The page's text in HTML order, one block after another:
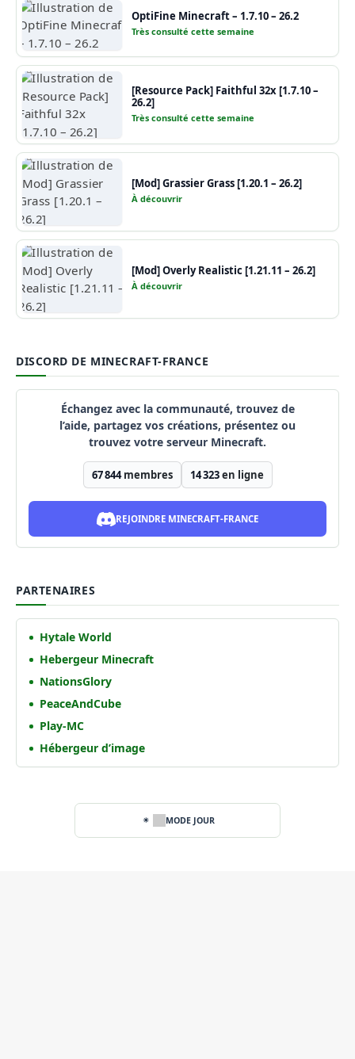
OptiFine Minecraft – 1.7.10 – 26.2
Très consulté cette semaine
[Resource Pack] Faithful 32x [1.7.10 –
26.2]
Très consulté cette semaine
[Mod] Grassier Grass [1.20.1 – 26.2]
À découvrir
[Mod] Overly Realistic [1.21.11 – 26.2]
À découvrir
DISCORD DE MINECRAFT-FRANCE
Échangez avec la communauté, trouvez de
l’aide, partagez vos créations, présentez ou
trouvez votre serveur Minecraft.
67 844membres 14 323en ligne
REJOINDRE MINECRAFT-FRANCE
PARTENAIRES
Hytale World
Hebergeur Minecraft
NationsGlory
PeaceAndCube
Play-MC
Hébergeur d’image
MODE JOUR